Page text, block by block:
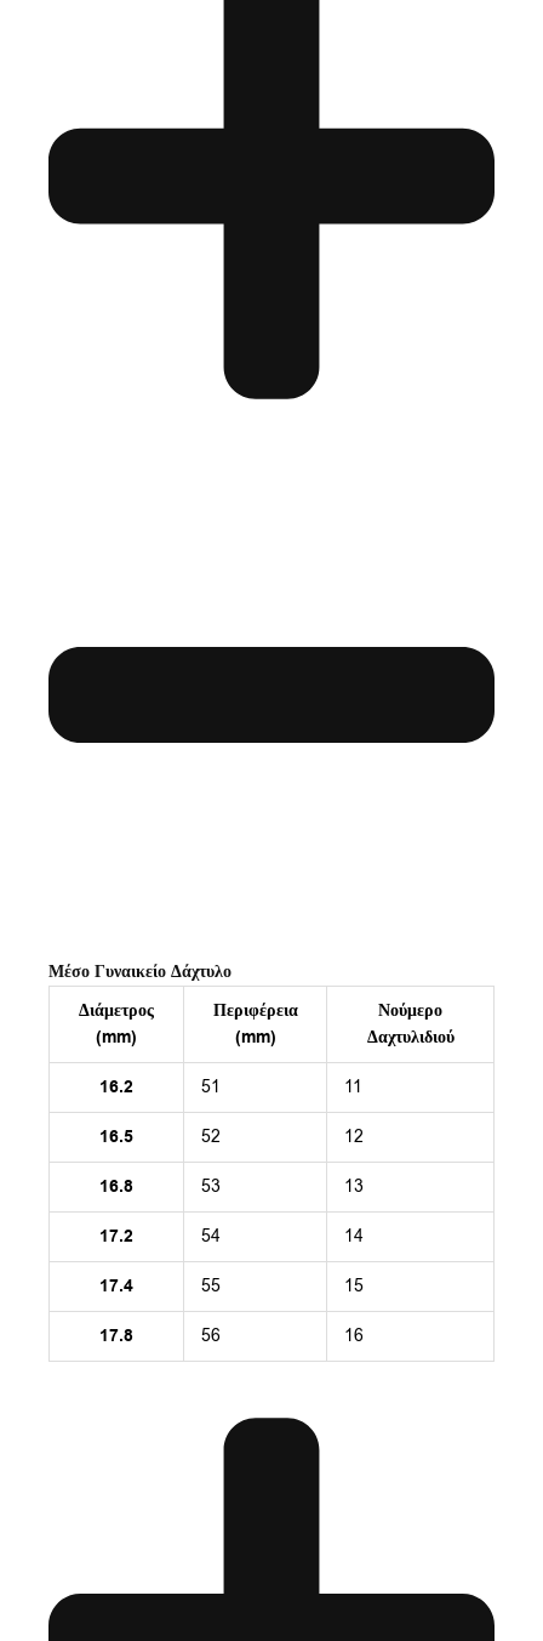
Μέσο Γυναικείο Δάχτυλο
Διάμετρος
(mm)
Περιφέρεια
(mm)
Νούμερο
Δαχτυλιδιού
16.2 51 11
16.5 52 12
16.8 53 13
17.2 54 14
17.4 55 15
17.8 56 16